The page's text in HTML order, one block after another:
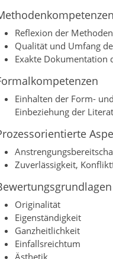
Reflexion der
Qualität und Umfang
Exakte Dokumentation
Einhalten der Form-
Einbeziehung der
Zuverlässigkeit,
Originalität
Eigenständigkeit
Ganzheitlichkeit
Einfallsreichtum